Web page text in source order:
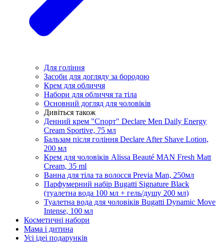
Для гоління
Засоби для догляду за бородою
Крем для обличчя
Набори для обличчя та тіла
Основний догляд для чоловіків
Дивіться також
Денний крем "Спорт" Declare Men Daily Energy
Cream Sportive, 75 мл
Бальзам після гоління Declare After Shave Lotion,
200 мл
Крем для чоловіків Alissa Beauté MAN Fresh Matt
Cream, 35 ml
Ванна для тіла та волосся Previa Man, 250мл
Парфумерний набір Bugatti Signature Black
(туалетна вода 100 мл + гель/душу 200 мл)
Туалетна вода для чоловіків Bugatti Dynamic Move
Intense, 100 мл
Косметичні набори
Мама і дитина
Усi iдеi подарункiв